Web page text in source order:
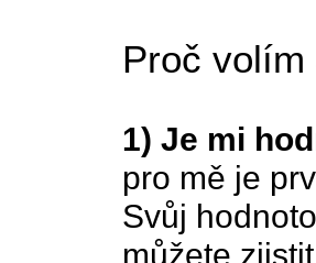
Proč
1) Je mi
pro mě je
Svůj
můžete zjistit